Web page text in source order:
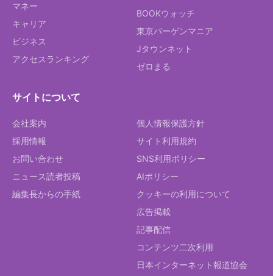
マネー
キャリア
ビジネス
アクセスランキング
BOOKウォッチ
東京バーゲンマニア
Jタウンネット
ゼロまる
サイトについて
会社案内
採用情報
お問い合わせ
ニュース読者投稿
編集長からの手紙
個人情報保護方針
サイト利用規約
SNS利用ポリシー
AIポリシー
クッキーの利用について
広告掲載
記事配信
コンテンツ二次利用
日本インターネット報道協会